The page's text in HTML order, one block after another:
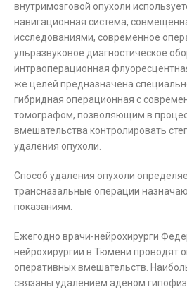
внутримозговой опухоли
навигационная система,
исследованиями, современное
ульразвуковое диагностическое
интраоперационная
же целей предназначена
гибридная операционная с
томографом, позволяющим в
вмешательства контролировать
удаления опухоли.
Способ удаления опухоли
трансназальные операции
показаниям.
Ежегодно врачи-нейрохирурги
нейрохирургии в Тюмени проводят
оперативных вмешательств.
связаны удалением аденом